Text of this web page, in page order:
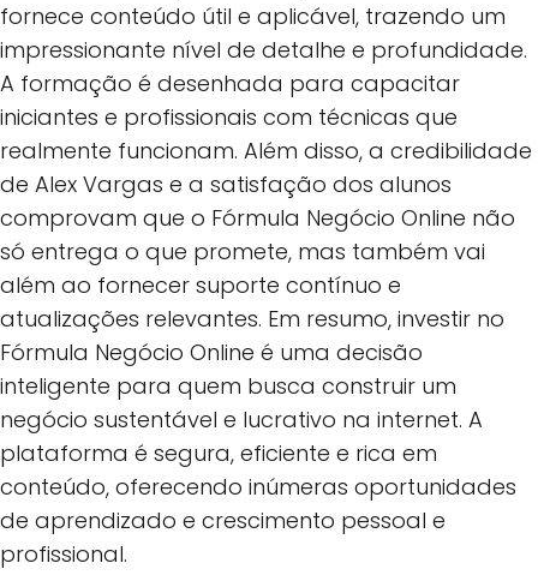
fornece conteúdo útil e aplicável, trazendo um
impressionante nível de detalhe e profundidade.
A formação é desenhada para capacitar
iniciantes e profissionais com técnicas que
realmente funcionam. Além disso, a credibilidade
de Alex Vargas e a satisfação dos alunos
comprovam que o Fórmula Negócio Online não
só entrega o que promete, mas também vai
além ao fornecer suporte contínuo e
atualizações relevantes. Em resumo, investir no
Fórmula Negócio Online é uma decisão
inteligente para quem busca construir um
negócio sustentável e lucrativo na internet. A
plataforma é segura, eficiente e rica em
conteúdo, oferecendo inúmeras oportunidades
de aprendizado e crescimento pessoal e
profissional.